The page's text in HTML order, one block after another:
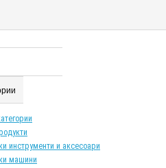
инструменти и аксесоари
машини